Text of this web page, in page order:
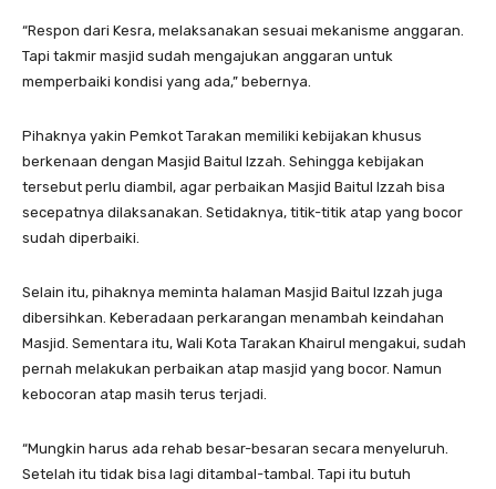
“Respon dari Kesra, melaksanakan sesuai mekanisme anggaran.
Tapi takmir masjid sudah mengajukan anggaran untuk
memperbaiki kondisi yang ada,” bebernya.
Pihaknya yakin Pemkot Tarakan memiliki kebijakan khusus
berkenaan dengan Masjid Baitul Izzah. Sehingga kebijakan
tersebut perlu diambil, agar perbaikan Masjid Baitul Izzah bisa
secepatnya dilaksanakan. Setidaknya, titik-titik atap yang bocor
sudah diperbaiki.
Selain itu, pihaknya meminta halaman Masjid Baitul Izzah juga
dibersihkan. Keberadaan perkarangan menambah keindahan
Masjid. Sementara itu, Wali Kota Tarakan Khairul mengakui, sudah
pernah melakukan perbaikan atap masjid yang bocor. Namun
kebocoran atap masih terus terjadi.
“Mungkin harus ada rehab besar-besaran secara menyeluruh.
Setelah itu tidak bisa lagi ditambal-tambal. Tapi itu butuh